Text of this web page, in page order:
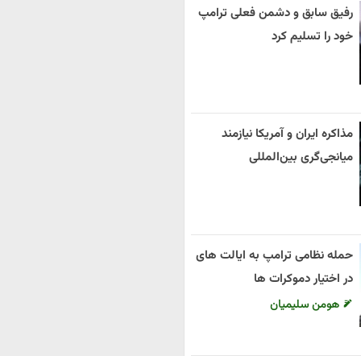
رفیق سابق و دشمن فعلی ترامپ
خود را تسلیم کرد
مذاکره ایران و آمریکا نیازمند
میانجی‌گری بین‌المللی
حمله نظامی ترامپ به ایالت های
در اختیار دموکرات ها
هومن سلیمیان